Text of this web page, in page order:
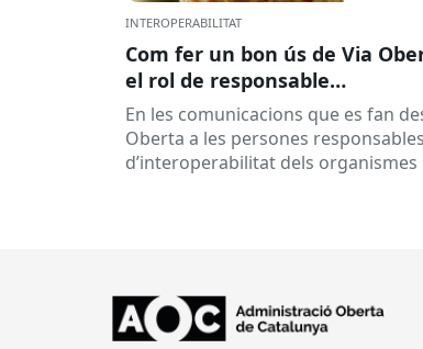
INTEROPERABILITAT
Com fer un bon ús de Via
el rol de responsable
d’interoperabilitat, al dia
En les comunicacions que es fan
Oberta a les persones responsables
d’interoperabilitat dels organismes